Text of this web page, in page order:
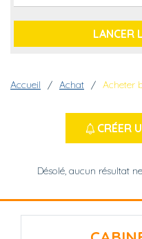
Fil d'Ariane
Accueil Achat Acheter
CRÉER
Désolé, aucun résultat